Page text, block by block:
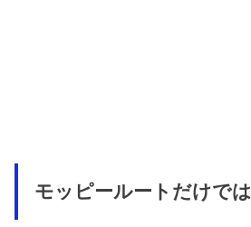
モッピールートだけで